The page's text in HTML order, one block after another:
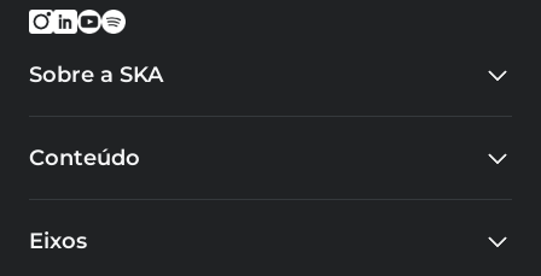
Sobre a SKA
Eventos
Educacional
Conteúdo
Cases
Eixos